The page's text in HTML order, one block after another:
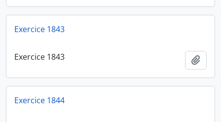
Exercice 1843
Exercice 1843
Exercice 1844